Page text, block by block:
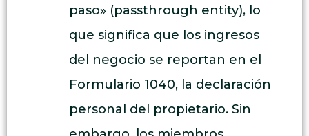
paso» (passthrough entity), lo
que significa que los ingresos
del negocio se reportan en el
Formulario 1040, la declaración
personal del propietario. Sin